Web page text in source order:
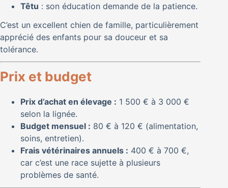
Têtu : son éducation demande de la patience.
C’est un excellent chien de famille, particulièrement
apprécié des enfants pour sa douceur et sa
tolérance.
Prix et budget
Prix d’achat en élevage : 1 500 € à 3 000 €
selon la lignée.
Budget mensuel : 80 € à 120 € (alimentation,
soins, entretien).
Frais vétérinaires annuels : 400 € à 700 €,
car c’est une race sujette à plusieurs
problèmes de santé.